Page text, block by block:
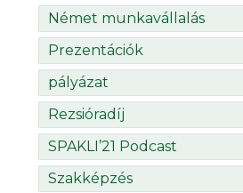
Német munkavállalás
Prezentációk
pályázat
Rezsióradíj
SPAKLI’21 Podcast
Szakképzés